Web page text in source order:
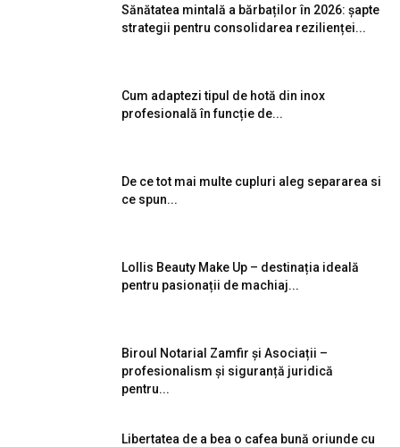
Sănătatea mintală a bărbaților în 2026: șapte
strategii pentru consolidarea rezilienței...
Cum adaptezi tipul de hotă din inox
profesională în funcție de...
De ce tot mai multe cupluri aleg separarea si
ce spun...
Lollis Beauty Make Up – destinația ideală
pentru pasionații de machiaj...
Biroul Notarial Zamfir și Asociații –
profesionalism și siguranță juridică
pentru...
Libertatea de a bea o cafea bună oriunde cu